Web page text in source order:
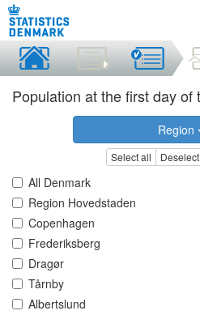
Population at the first day of
Region
Select all
All Denmark
Region Hovedstaden
Copenhagen
Frederiksberg
Dragør
Tårnby
Albertslund